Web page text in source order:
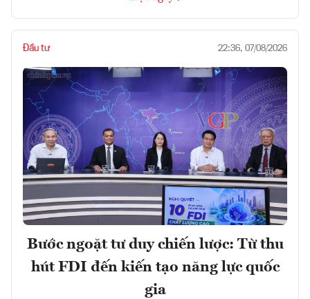
Đầu tư 22:36, 07/08/2026
Bước ngoặt tư duy chiến lược: Từ thu
hút FDI đến kiến tạo năng lực quốc
gia